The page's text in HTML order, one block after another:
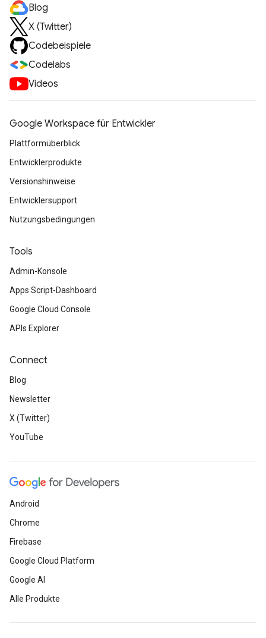
Blog
X (Twitter)
Codebeispiele
Codelabs
Videos
Google Workspace für Entwickler
Plattformüberblick
Entwicklerprodukte
Versionshinweise
Entwicklersupport
Nutzungsbedingungen
Tools
Admin-Konsole
Apps Script-Dashboard
Google Cloud Console
APIs Explorer
Connect
Blog
Newsletter
X (Twitter)
YouTube
Android
Chrome
Firebase
Google Cloud Platform
Google AI
Alle Produkte